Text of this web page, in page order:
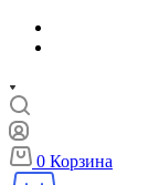
0 Корзина